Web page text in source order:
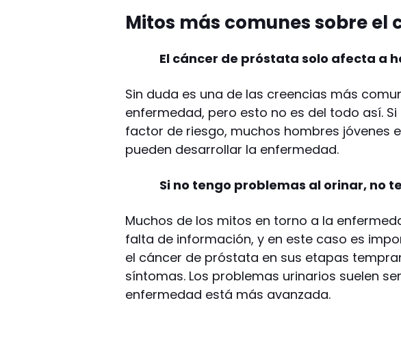
Mitos más comunes sobre el
El cáncer de próstata solo afecta a
Sin duda es una de las creencias más
enfermedad, pero esto no es del todo así.
factor de riesgo, muchos hombres jóvenes
pueden desarrollar la enfermedad.
Si no tengo problemas al orinar, no
Muchos de los mitos en torno a la
falta de información, y en este caso es
el cáncer de próstata en sus etapas
síntomas. Los problemas urinarios suelen
enfermedad está más avanzada.